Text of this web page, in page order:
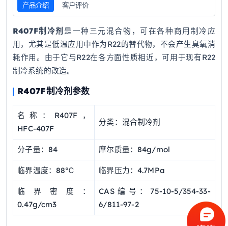
产品介绍 客户评价
R407F制冷剂 是一种三元混合物，可在各种商用制冷应
用，尤其是低温应用中作为R22的替代物，不会产生臭氧消
耗作用。由于它与R22在各方面性质相近，可用于现有R22
制冷系统的改造。
R407F制冷剂参数
名称：R407F，
HFC-407F
分类：混合制冷剂
分子量：84 摩尔质量：84g/mol
临界温度：88℃ 临界压力：4.7MPa
临界密度：
0.47g/cm3
CAS编号：75-10-5/354-33-
6/811-97-2